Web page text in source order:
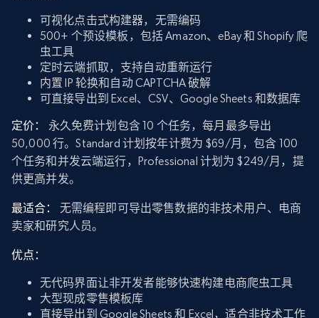
可视化点击式构建器，无需编码
500+ 个预设模板，包括 Amazon、eBay 和 Shopify 爬
虫工具
定时云端抓取，支持自动重新运行
内置 IP 轮换和自动 CAPTCHA 破解
可直接导出到 Excel、CSV、Google Sheets 和数据库
定价：
永久免费计划包含 10 个任务，每月最多导出
50,000 行。Standard 计划按年计费为 $69/月，包含 100
个任务和并发云端运行，Professional 计划为 $249/月，提
供更高并发。
最适合：
无需编程即可导出零售数据的非技术用户、电商
卖家和研究人员。
优点：
无代码界面让非开发者能够快速构建电商爬虫工具
大型现成零售模板库
直接导出到 Google Sheets 和 Excel，适合非技术工作